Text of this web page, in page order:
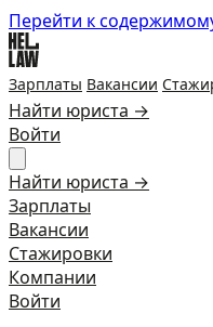
Перейти к
Зарплаты Вакансии
Найти юриста →
Войти
Найти юриста →
Зарплаты
Вакансии
Стажировки
Компании
Войти